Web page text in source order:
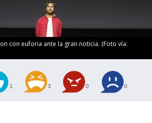
con euforia ante la gran noticia. (Foto vía:
1 3 0 0